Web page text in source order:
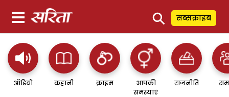
⚲ सब्सक्राइब
ऑडियो कहानी क्राइम
आपकी
समस्याएं
राजनीति